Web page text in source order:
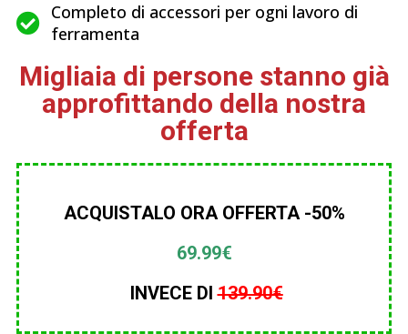
Completo di accessori per ogni lavoro di
ferramenta
Migliaia di persone stanno già
approfittando della nostra
offerta
ACQUISTALO ORA OFFERTA -50%
69.99€
INVECE DI139.90€